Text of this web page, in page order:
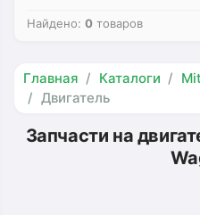
Найдено: 0 товаров
Главная Каталоги
Двигатель
Запчасти на